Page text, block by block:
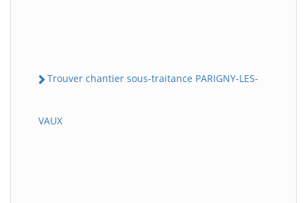
Trouver chantier sous-traitance PARIGNY-LES-
VAUX